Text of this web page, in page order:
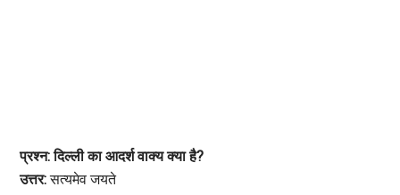
प्रश्न: दिल्ली का आदर्श वाक्य क्या है?
उत्तर:सत्यमेव जयते